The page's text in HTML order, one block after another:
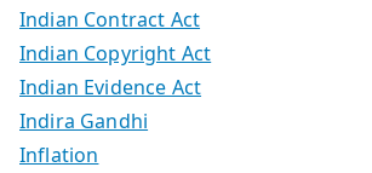
Indian Contract Act
Indian Copyright Act
Indian Evidence Act
Indira Gandhi
Inflation